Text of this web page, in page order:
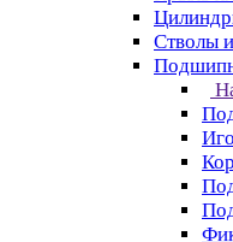
Стволы